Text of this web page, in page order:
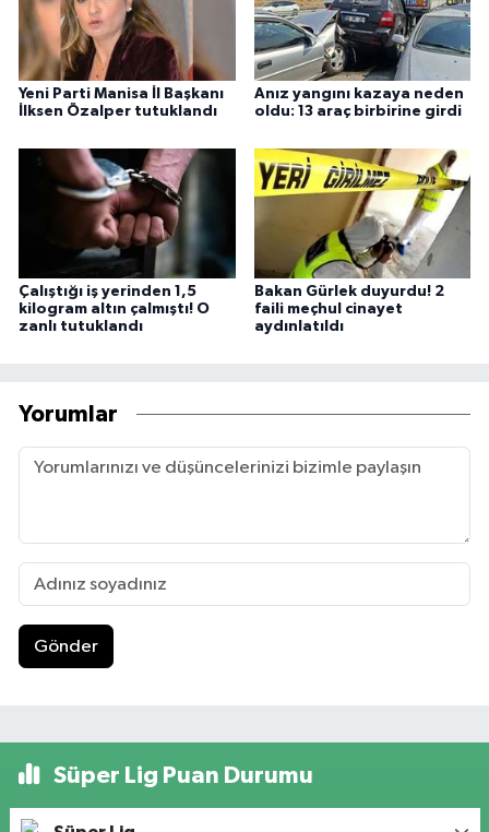
Yeni Parti Manisa İl Başkanı
İlksen Özalper tutuklandı
Anız yangını kazaya neden
oldu: 13 araç birbirine girdi
Çalıştığı iş yerinden 1,5
kilogram altın çalmıştı! O
zanlı tutuklandı
Bakan Gürlek duyurdu! 2
faili meçhul cinayet
aydınlatıldı
Yorumlar
Gönder
Süper Lig Puan Durumu